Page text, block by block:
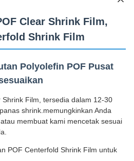
Clear Shrink Film,
Shrink Film
Polyolefin POF Pusat
Film, tersedia dalam 12-30
shrink.memungkinkan Anda
membuat kami mencetak sesuai
POF Centerfold Shrink Film untuk